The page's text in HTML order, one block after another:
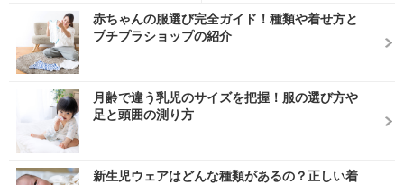
赤ちゃんの服選び完全ガイド！種類や着せ方と
プチプラショップの紹介
月齢で違う乳児のサイズを把握！服の選び方や
足と頭囲の測り方
新生児ウェアはどんな種類があるの？正しい着